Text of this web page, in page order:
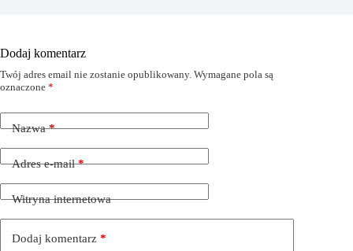
Dodaj komentarz
Twój adres email nie zostanie opublikowany. Wymagane pola są
oznaczone *
Nazwa*
Adres e-mail*
Witryna internetowa
Dodaj komentarz *